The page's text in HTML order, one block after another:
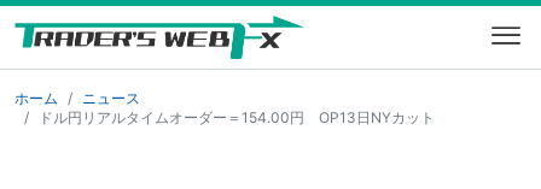
ホーム
ニュース
ドル円リアルタイムオーダー＝154.00円 OP13日NYカット